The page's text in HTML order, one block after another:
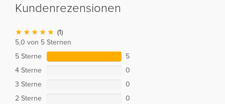
Kundenrezensionen
(1)
5,0 von 5 Sternen
5 Sterne
5
4 Sterne
0
3 Sterne
0
2 Sterne
0